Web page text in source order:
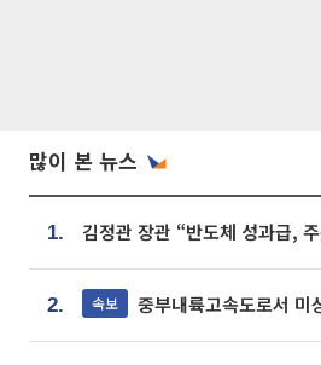
많이 본 뉴스
1.
2. 속보 중부내륙고속도로서 미